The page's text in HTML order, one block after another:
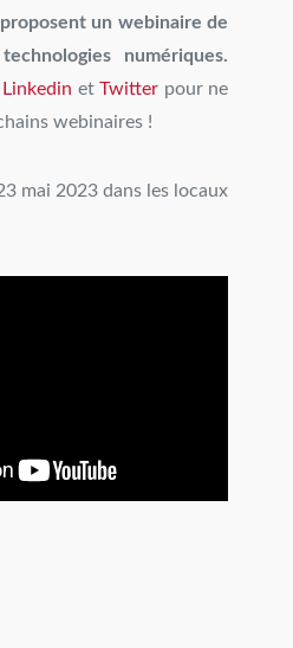
un webinaire de
numériques.
Linkedin etTwitter pour ne
webinaires !
mai 2023 dans les locaux